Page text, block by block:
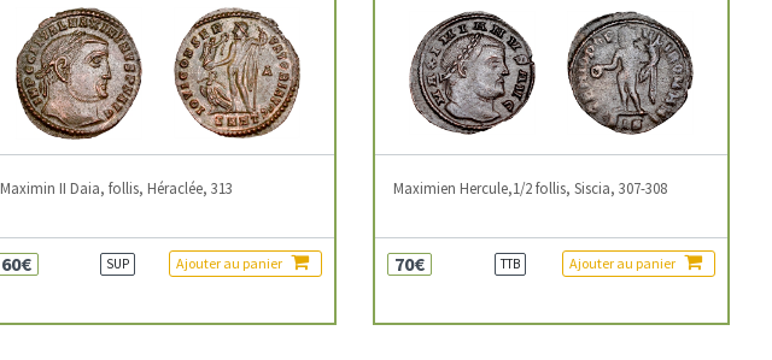
Maximin II Daia, follis, Héraclée, 313
60€ SUP Ajouter au panier
Maximien Hercule,1/2 follis, Siscia, 307-308
70€ TTB Ajouter au panier